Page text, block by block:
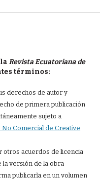
Revista Ecuatoriana de
términos:
derechos de autor y
de primera publicación
sujeto a
Comercial de Creative
otros acuerdos de licencia
la versión de la obra
publicarla en un volumen